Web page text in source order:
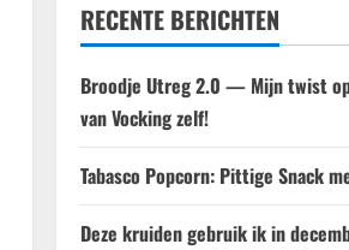
RECENTE BERICHTEN
Broodje Utreg 2.0 — Mijn twist
van Vocking zelf!
Tabasco Popcorn: Pittige Snack
Deze kruiden gebruik ik in